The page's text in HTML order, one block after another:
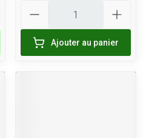
Ajouter au panier